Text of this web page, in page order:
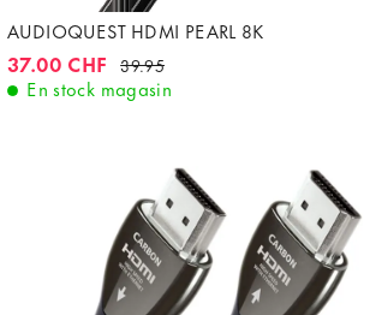
AUDIOQUEST HDMI PEARL 8K
37.00 CHF 39.95
En stock magasin